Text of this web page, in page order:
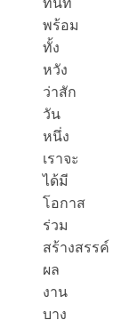
ทันที
พร้อม
ทั้ง
หวัง
ว่าสัก
วัน
หนึ่ง
เราจะ
ได้มี
โอกาส
ร่วม
สร้างสรรค์
ผล
งาน
บาง